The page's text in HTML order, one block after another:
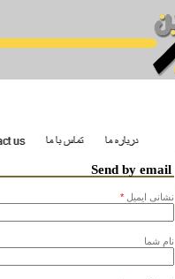
Send by email
نشانى ايميل *
نام شما